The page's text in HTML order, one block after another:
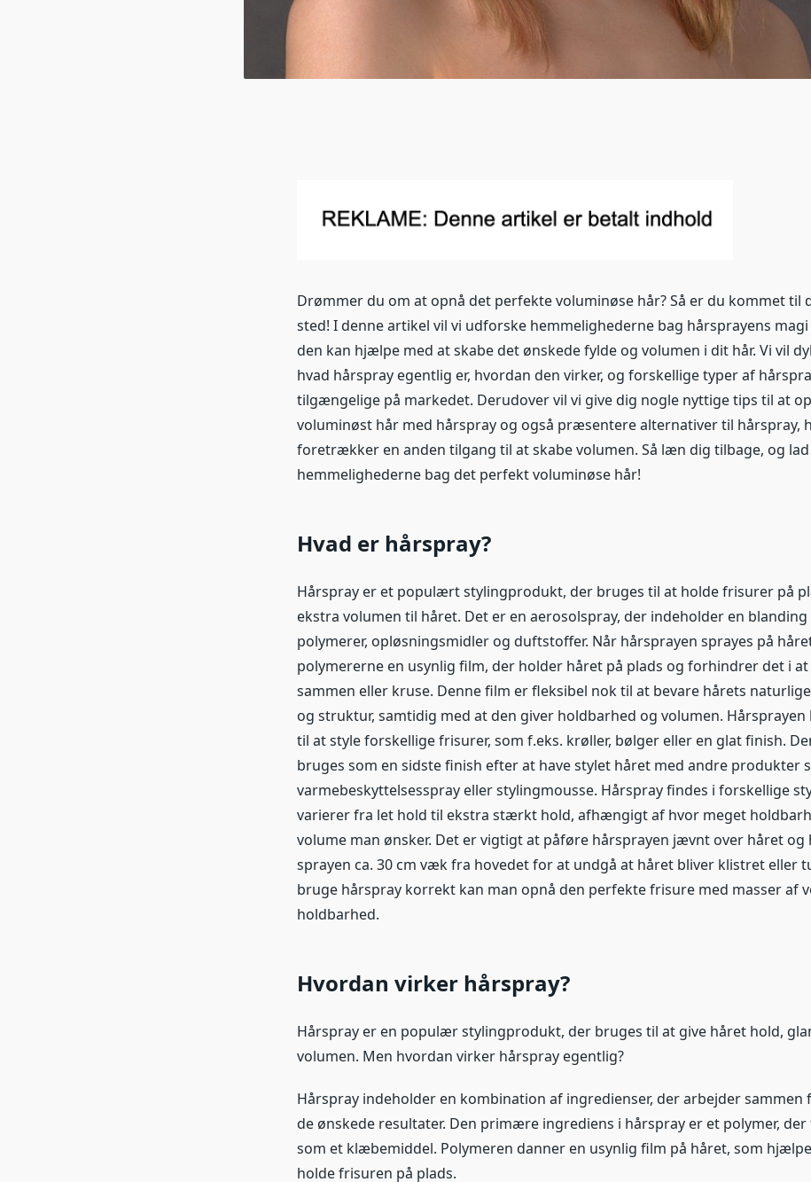
Drømmer du om at opnå det perfekte voluminøse hår? Så er du kommet til
sted! I denne artikel vil vi udforske hemmelighederne bag hårsprayens
den kan hjælpe med at skabe det ønskede fylde og volumen i dit hår. Vi vil
hvad hårspray egentlig er, hvordan den virker, og forskellige typer af
tilgængelige på markedet. Derudover vil vi give dig nogle nyttige tips til at
voluminøst hår med hårspray og også præsentere alternativer til hårspray,
foretrækker en anden tilgang til at skabe volumen. Så læn dig tilbage, og
hemmelighederne bag det perfekt voluminøse hår!
Hvad er hårspray?
Hårspray er et populært stylingprodukt, der bruges til at holde frisurer på
ekstra volumen til håret. Det er en aerosolspray, der indeholder en blanding
polymerer, opløsningsmidler og duftstoffer. Når hårsprayen sprayes på
polymererne en usynlig film, der holder håret på plads og forhindrer det i
sammen eller kruse. Denne film er fleksibel nok til at bevare hårets
og struktur, samtidig med at den giver holdbarhed og volumen. Hårsprayen
til at style forskellige frisurer, som f.eks. krøller, bølger eller en glat finish.
bruges som en sidste finish efter at have stylet håret med andre produkter
varmebeskyttelsesspray eller stylingmousse. Hårspray findes i forskellige
varierer fra let hold til ekstra stærkt hold, afhængigt af hvor meget
volume man ønsker. Det er vigtigt at påføre hårsprayen jævnt over håret og
sprayen ca. 30 cm væk fra hovedet for at undgå at håret bliver klistret eller
bruge hårspray korrekt kan man opnå den perfekte frisure med masser af
holdbarhed.
Hvordan virker hårspray?
Hårspray er en populær stylingprodukt, der bruges til at give håret hold,
volumen. Men hvordan virker hårspray egentlig?
Hårspray indeholder en kombination af ingredienser, der arbejder sammen
de ønskede resultater. Den primære ingrediens i hårspray er et polymer,
som et klæbemiddel. Polymeren danner en usynlig film på håret, som
holde frisuren på plads.